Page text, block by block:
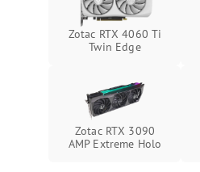
Zotac RTX 4060 Ti
Twin Edge
Zotac RTX 3090
AMP Extreme Holo